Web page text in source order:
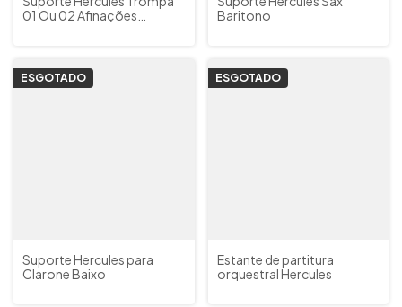
01 Ou 02 Afinações
Baritono
ESGOTADO
Suporte Hercules para
Clarone Baixo
ESGOTADO
Estante de partitura
orquestral Hercules